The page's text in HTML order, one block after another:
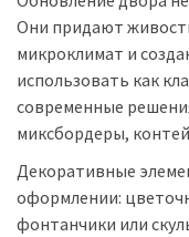
Они придают
микроклимат и
использовать как
современные
миксбордеры,
Декоративные
оформлении:
фонтанчики или